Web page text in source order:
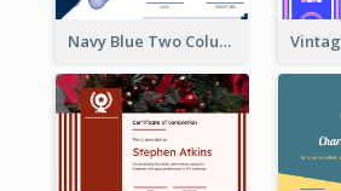
Navy Blue Two Columns Certificate Design Idea